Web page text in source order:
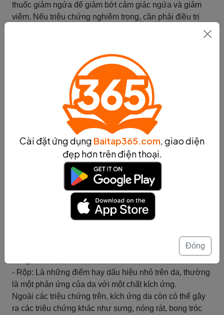
thuốc giảm ngứa để giảm bớt cảm giác ngứa và giảm
viêm. Nếu triệu chứng nghiêm trọng, cần phải điều trị
Ngoài ra, để ngăn ngừa kích ứng dị ứng, bạn cần tránh
tiếp xúc với các chất gây dị ứng, giữ cho da luôn sạch
sẽ và khô ráo, sử dụng sản phẩm chăm sóc da phù hợp
với loại da của mình và tuân thủ các quy tắc vệ sinh cá
Triệu chứng của kích ứng da
Triệu chứng của kích ứng da
Kích ứng da là hiện tượng da bị phản ứng bất thường
khi tiếp xúc với một chất gây kích ứng. Triệu chứng của
kích ứng da bao gồm:
- Đỏ da: Làm cho da có màu đỏ, thường xảy ra khi da bị
kích thích hoặc viêm.
chịu và thường làm cho người bệnh bị kích thích da.
- Nổi mẩn: Là dấu hiệu của viêm da, có thể là đỏ hoặc
- Rộp: Là những điểm hay dấu hiệu nhỏ trên da, thường
là một phản ứng của da với một chất kích ứng.
Ngoài các triệu chứng trên, kích ứng da còn có thể gây
ra các triệu chứng khác như sưng, nóng rát, bong tróc
Cài đặt ứng dụng Baitap365.com, giao diện
đẹp hơn trên điện thoại.
Đóng